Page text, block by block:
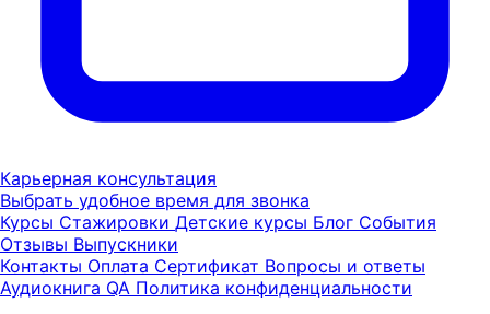
Карьерная консультация
Выбрать удобное время для звонка
Курсы Стажировки Детские курсы Блог События
Отзывы Выпускники
Контакты Оплата Сертификат Вопросы и ответы
Аудиокнига QA Политика конфиденциальности